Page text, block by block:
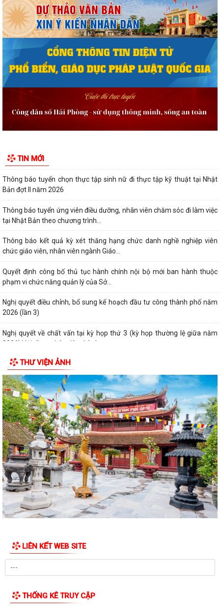
TIN MỚI
Quyết định công bố danh mục thủ tục hành chính được sửa đổi, bổ
sung, thay thế, bị bãi bỏ thuộc...
Quyết định công bố danh mục thủ tục hành chính được sửa đổi, bổ
sung, bị bãi bỏ thuộc phạm vi chức...
Quyết định công bố Người phát ngôn và cung cấp thông tin cho báo chí
của Ủy ban nhân dân xã Vĩnh Bảo
Kế hoạch triển khai thực hiện Chương trình Sức khỏe học đườnggia i
đoạn 2026-2035 trên địa bàn xã...
trong quá trình xây dựng và phát...
Thông báo tuyển chọn thực tập sinh nữ đi thực tập kỹ thuật tại Nhật
Bản đợt II năm 2026
Thông báo tuyển ứng viên điều dưỡng, nhân viên chăm sóc đi làm việc
tại Nhật Bản theo chương trình...
Thông báo kết quả kỳ xét thăng hạng chức danh nghề nghiệp viên
chức giáo viên, nhân viên ngành Giáo...
Quyết định công bố thủ tục hành chính nội bộ mới ban hành thuộc
phạm vi chức năng quản lý của Sở...
Nghị quyết điều chỉnh, bổ sung kế hoạch đầu tư công thành phố năm
2026 (lần 3)
Nghị quyết về chất vấn tại kỳ họp thứ 3 (kỳ họp thường lệ giữa năm
2026) Hội đồng nhân dân thành...
Nghị quyết Về kết quả thực hiện kế hoạch phát triển kinh tế - xã hội 6
tháng đầu năm; nhiệm vụ,...
Nghị quyết về việc thông qua điều chỉnh, bổ sung danh mục các dự án,
công trình phải thu hồi đất...
Nghị quyết Sửa đổi, bổ sung bảng giá đất lần đầu trên địa bàn thành
phố tại Nghị quyết số...
Hưởng ứng Ngày Thế giới phòng, chống mua bán người và Ngày toàn
dân phòng, chống mua bán người...
Quyết định Ban hành Quy chế nội bộ về phát ngôn và cung cấp thông
tin cho báo chí của Ủy ban nhân...
Danh sách Người phát ngôn và cung cấp thông tin cho báo chí xã Vĩnh
Khai thác tài liệu số phục vụ công tác phổ biến, giáo dục pháp luật và
Chatbox AI Trợ giúp pháp luật
HĐND thành phố khóa XVII, nhiệm kỳ...
THƯ VIỆN ẢNH
LIÊN KẾT WEB SITE
THỐNG KÊ TRUY CẬP